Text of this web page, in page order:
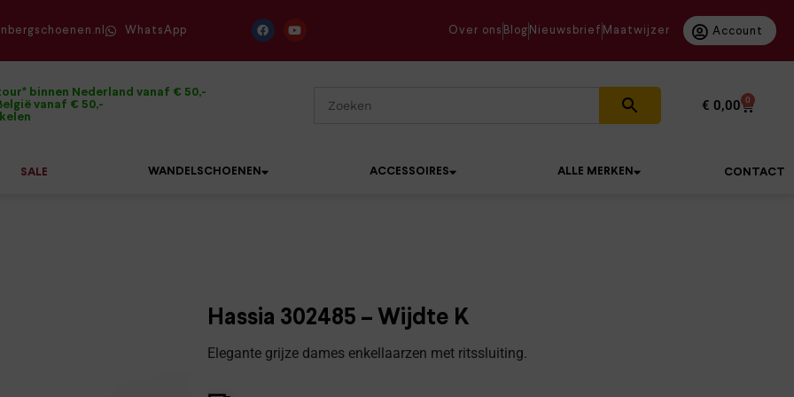
WhatsApp Over ons Blog Nieuwsbrief Maatwijzer Account
binnen Nederland vanaf € 50,-
vanaf € 50,-
€ 0,00 0
SALE WANDELSCHOENEN ACCESSOIRES ALLE MERKEN CONTACT
Hassia 302485 – Wijdte K
Elegante grijze dames enkellaarzen met ritssluiting.